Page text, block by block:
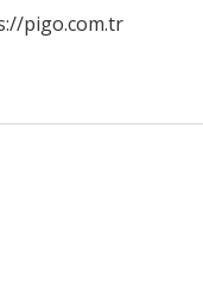
pigo.com.tr